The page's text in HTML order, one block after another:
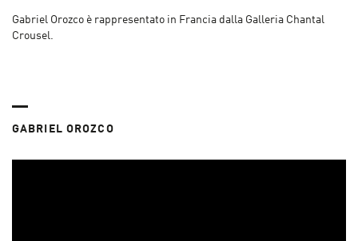
Gabriel Orozco è rappresentato in Francia dalla Galleria Chantal
Crousel.
GABRIEL OROZCO